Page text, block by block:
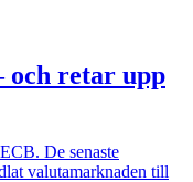
och retar upp
De senaste
valutamarknaden till